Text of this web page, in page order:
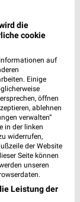
25,2 km
die
cookie
auf
Einige
öffnen
ablehnen
verwalten“
in der linken
widerrufen,
der Website
Seite können
unseren
Leistung der